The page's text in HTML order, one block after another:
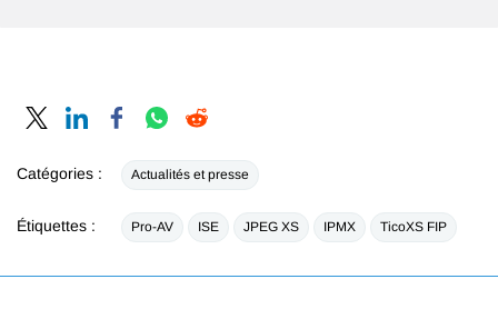
Catégories : Actualités et presse
Étiquettes : Pro-AV ISE JPEG XS IPMX TicoXS FIP